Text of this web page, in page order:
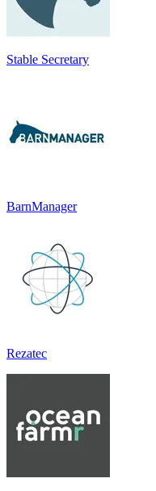
Stable Secretary
BarnManager
Rezatec